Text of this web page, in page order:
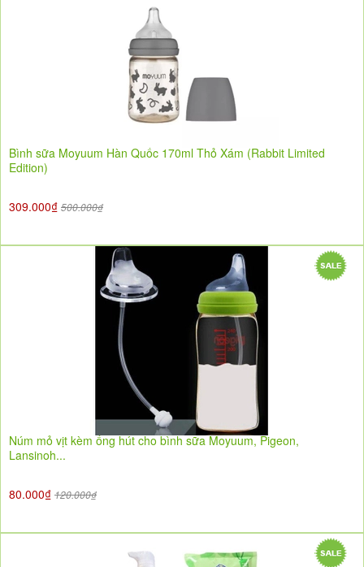
Bình sữa Moyuum Hàn Quốc 170ml Thỏ Xám (Rabbit Limited
Edition)
309.000₫ 500.000₫
Núm mỏ vịt kèm ống hút cho bình sữa Moyuum, Pigeon,
Lansinoh...
80.000₫ 120.000₫